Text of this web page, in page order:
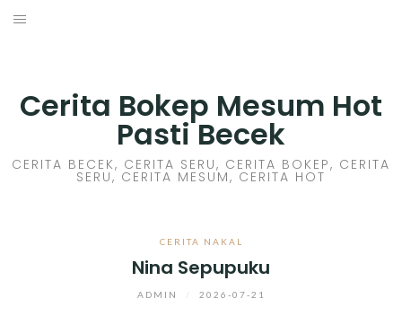
Skip
Cerita Bokep Mesum Hot
Pasti Becek
CERITA BECEK, CERITA SERU, CERITA BOKEP, CERITA
SERU, CERITA MESUM, CERITA HOT
CERITA NAKAL
Nina Sepupuku
ADMIN 2026-07-21
CERITA SEX HOT